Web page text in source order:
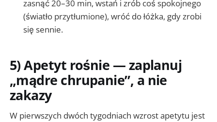
zasnąć 20–30 min, wstań i zrób coś spokojnego
(światło przytłumione), wróć do łóżka, gdy zrobi
się sennie.
5) Apetyt rośnie — zaplanuj
„mądre chrupanie”, a nie
zakazy
W pierwszych dwóch tygodniach wzrost apetytu jest